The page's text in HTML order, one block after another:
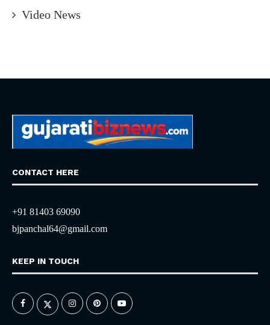
Video News
CONTACT HERE
+91 81403 69090
bjpanchal64@gmail.com
KEEP IN TOUCH